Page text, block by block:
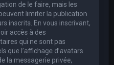
de le faire, mais les
limiter la publication
inscrits. En vous inscrivant,
accès à des
qui ne sont pas
que l’affichage d’avatars
la messagerie privée,